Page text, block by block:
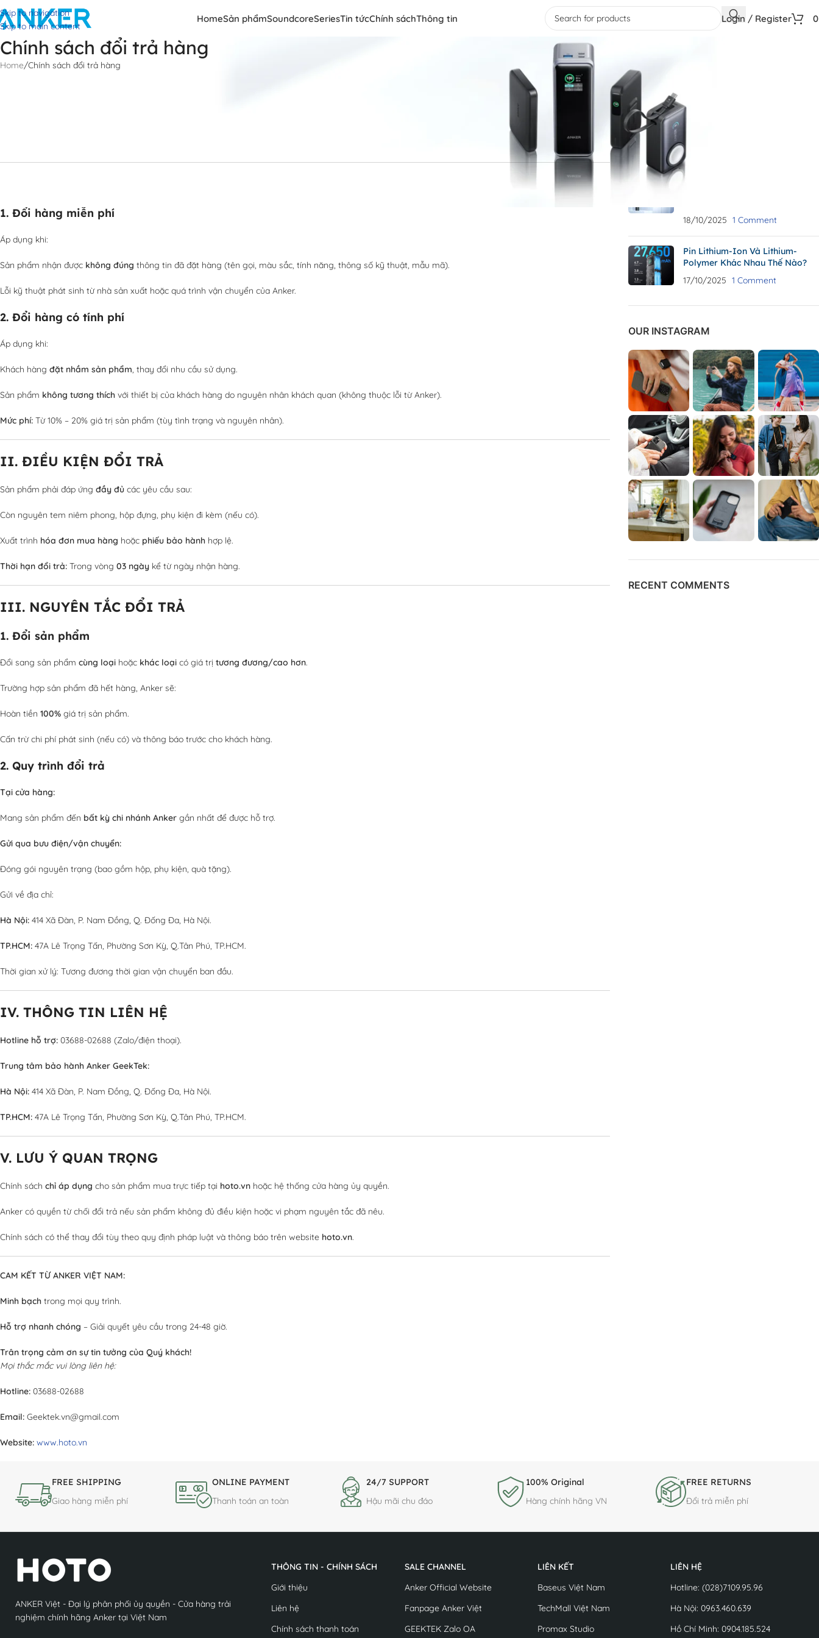
Skip to navigation
Skip to main content
HomeSản phẩmSoundcoreSeriesTin tứcChính sáchThông tin Login / Register
Chính sách đổi trả hàng
Home Chính sách đổi trả hàng
Nhằm đảm bảo quyền lợi tối ưu cho khách hàng, Anker Việt Nam triển khai chính sách đổi trả linh hoạt theo các điều kiện và nguyên tắc dưới đây. Vui lòng
1. Đổi hàng miễn phí
Áp dụng khi:
Sản phẩm nhận được không đúng thông tin đã đặt hàng (tên gọi, màu sắc, tính năng, thông số kỹ thuật, mẫu mã).
Lỗi kỹ thuật phát sinh từ nhà sản xuất hoặc quá trình vận chuyển của Anker.
2. Đổi hàng có tính phí
Áp dụng khi:
Khách hàng đặt nhầm sản phẩm, thay đổi nhu cầu sử dụng.
Sản phẩm không tương thích với thiết bị của khách hàng do nguyên nhân khách quan (không thuộc lỗi từ Anker).
Mức phí: Từ 10% – 20% giá trị sản phẩm (tùy tình trạng và nguyên nhân).
II. ĐIỀU KIỆN ĐỔI TRẢ
Sản phẩm phải đáp ứng đầy đủ các yêu cầu sau:
Còn nguyên tem niêm phong, hộp đựng, phụ kiện đi kèm (nếu có).
Xuất trình hóa đơn mua hàng hoặc phiếu bảo hành hợp lệ.
Thời hạn đổi trả: Trong vòng 03 ngày kể từ ngày nhận hàng.
III. NGUYÊN TẮC ĐỔI TRẢ
1. Đổi sản phẩm
Đổi sang sản phẩm cùng loại hoặc khác loại có giá trị tương đương/cao hơn.
Trường hợp sản phẩm đã hết hàng, Anker sẽ:
Hoàn tiền 100% giá trị sản phẩm.
Cấn trừ chi phí phát sinh (nếu có) và thông báo trước cho khách hàng.
2. Quy trình đổi trả
Tại cửa hàng:
Mang sản phẩm đến bất kỳ chi nhánh Anker gần nhất để được hỗ trợ.
Gửi qua bưu điện/vận chuyển:
Đóng gói nguyên trạng (bao gồm hộp, phụ kiện, quà tặng).
Gửi về địa chỉ:
Hà Nội: 414 Xã Đàn, P. Nam Đồng, Q. Đống Đa, Hà Nội.
TP.HCM: 47A Lê Trọng Tấn, Phường Sơn Kỳ, Q.Tân Phú, TP.HCM.
Thời gian xử lý: Tương đương thời gian vận chuyển ban đầu.
IV. THÔNG TIN LIÊN HỆ
Hotline hỗ trợ: 03688-02688 (Zalo/điện thoại).
Trung tâm bảo hành Anker GeekTek:
Hà Nội: 414 Xã Đàn, P. Nam Đồng, Q. Đống Đa, Hà Nội.
TP.HCM: 47A Lê Trọng Tấn, Phường Sơn Kỳ, Q.Tân Phú, TP.HCM.
V. LƯU Ý QUAN TRỌNG
Chính sách chỉ áp dụng cho sản phẩm mua trực tiếp tại hoto.vn hoặc hệ thống cửa hàng ủy quyền.
Anker có quyền từ chối đổi trả nếu sản phẩm không đủ điều kiện hoặc vi phạm nguyên tắc đã nêu.
Chính sách có thể thay đổi tùy theo quy định pháp luật và thông báo trên website hoto.vn.
CAM KẾT TỪ ANKER VIỆT NAM:
Minh bạch trong mọi quy trình.
Hỗ trợ nhanh chóng – Giải quyết yêu cầu trong 24-48 giờ.
Trân trọng cảm ơn sự tin tưởng của Quý khách!
Mọi thắc mắc vui lòng liên hệ:
Hotline: 03688-02688
Email: Geektek.vn@gmail.com
Website: www.hoto.vn
CATEGORIES
Tin sản phẩm
RECENT POSTS
Để Sạc Dự Phòng Qua Đêm Có
18/10/2025 1 Comment
Pin Lithium-Ion Và Lithium-
Polymer Khác Nhau Thế Nào?
17/10/2025 1 Comment
OUR INSTAGRAM
RECENT COMMENTS
FREE SHIPPING
Giao hàng miễn phí
ONLINE PAYMENT
Thanh toán an toàn
24/7 SUPPORT
Hậu mãi chu đáo
100% Original
Hàng chính hãng VN
FREE RETURNS
Đổi trả miễn phí
ANKER Việt - Đại lý phân phối ủy quyền - Cửa hàng trải
nghiệm chính hãng Anker tại Việt Nam
THÔNG TIN - CHÍNH SÁCH
Giới thiệu
Liên hệ
Chính sách thanh toán
SALE CHANNEL
Anker Official Website
Fanpage Anker Việt
GEEKTEK Zalo OA
LIÊN KẾT
Baseus Việt Nam
TechMall Việt Nam
Promax Studio
LIÊN HỆ
Hotline: (028)7109.95.96
Hà Nội: 0963.460.639
Hồ Chí Minh: 0904.185.524